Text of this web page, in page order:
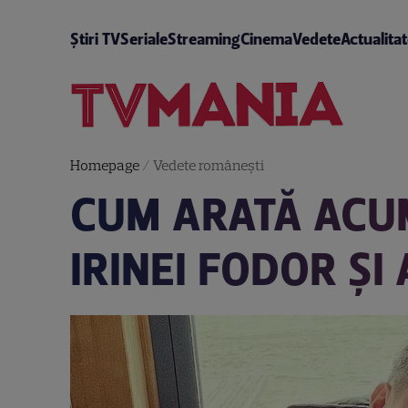
Știri TVSerialeStreamingCinemaVedete
Homepage/ Vedete româneşti
CUM ARATĂ
IRINEI FODOR ȘI